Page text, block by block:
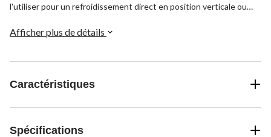
l'utiliser pour un refroidissement direct en position verticale ou
d'air. Le ventilateur de maison offre 3 vitesses (basse, moyenne,
Afficher plus de détails
Caractéristiques
Spécifications